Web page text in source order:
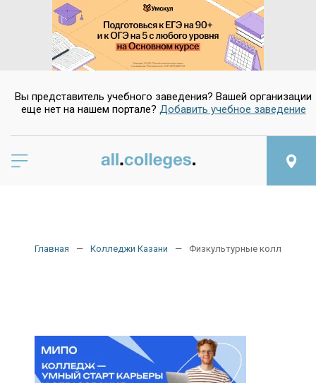
Вы представитель учебного заведения? Вашей организации
еще нет на нашем портале? Добавить учебное заведение
Главная Колледжи Казани Физкультурные колледжи